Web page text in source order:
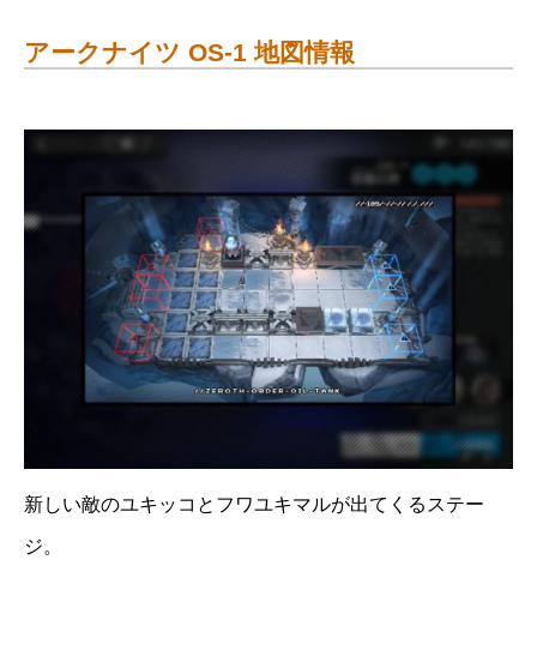
アークナイツ OS-1 地図情報
新しい敵のユキッコとフワユキマルが出てくるステー
ジ。